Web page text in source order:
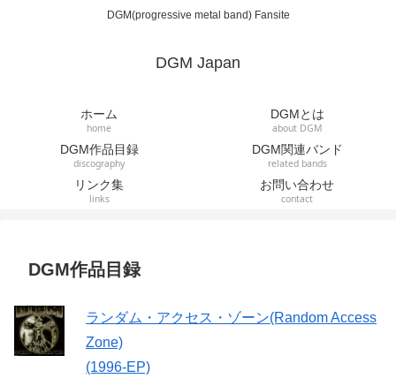
DGM(progressive metal band) Fansite
DGM Japan
ホーム
home
DGMとは
about DGM
DGM作品目録
discography
DGM関連バンド
related bands
リンク集
links
お問い合わせ
contact
DGM作品目録
ランダム・アクセス・ゾーン(Random Access
Zone)
(1996-EP)